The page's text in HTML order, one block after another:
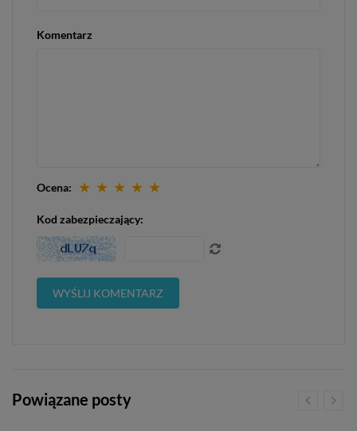
Komentarz
Ocena: ★ ★ ★ ★ ★
Kod zabezpieczający:
Powiązane posty